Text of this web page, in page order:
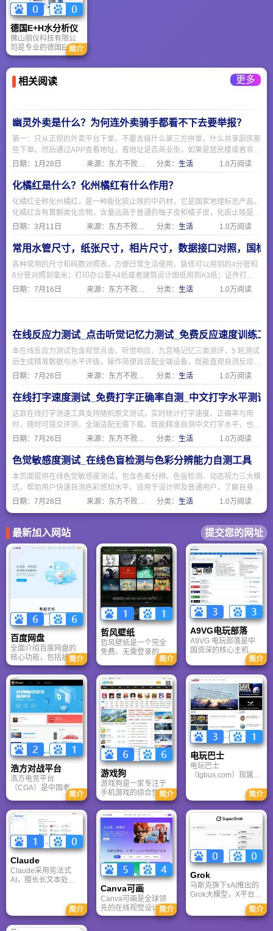
德国E+H水分析仪
佛山丽仪科技有限公
司是专业的德国E+H
自动化仪器仪表，现
货供应商。
简介
相关阅读 更多
幽灵外卖是什么？为何连外卖骑手都看不下去要举报？
第一：只从正规的外卖平台下单，不要去搞什么第三方拼单，什么共享厨房那
些下单。然后通过APP查看地址，看地址是否商业街，如果是居民楼或者非商
业区，那就要注意了。 第二：要求查看食品经营许可证，一般正规餐饮店都
会挂出来在网上，可以通过https://spjyxk.gsxt.gov.cn/ 这个地址把商家名称复
制粘贴进去查询是否有证。
日期： 1月28日 来源：东方不败网址大全 分类： 生活 1.0万阅读
化橘红是什么？化州橘红有什么作用？
化橘红全称化州橘红，是一种能化痰止咳的中药材，它是国家地理标志产品，
化橘红含有黄酮类化合物，含量远高于普通的柚子皮和橘子皮，化痰止咳是因
为有柚皮苷，化橘红制作主要分六步，采摘，清洗除肉和瓣，切造型，过热水
杀菌，烘干，陈化即可食用。
日期： 3月11日 来源：东方不败网址大全 分类： 生活 1.0万阅读
常用水管尺寸，纸张尺寸，相片尺寸，数据接口对照，国
各种常用的尺寸和码数对照表，方便日常生活使用，装修可以用到的4分管和
6分管对照到毫米；打印办公要A4纸或者建筑设计图纸用到A3纸；证件打印
相片要1寸证件照；电脑和手机现在常用的USB和Type-C接口；海淘外贸需要
注意衣服鞋子的欧码美码和国际码与国标。
日期： 7月16日 来源：东方不败网址大全 分类： 生活 1.0万阅读
在线反应力测试_点击听觉记忆力测试_免费反应速度训练工
本在线反应力测试包含视觉点击、听觉响应、九宫格记忆三类测评，5 轮测试
后生成精准数据与水平评级，操作简便且适配全端设备，既能直观自测反应速
度与短时记忆能力，也可作为日常脑力训练工具，无需下载随时可测。
日期： 7月26日 来源：东方不败网址大全 分类： 生活 1.0万阅读
在线打字速度测试_免费打字正确率自测_中文打字水平测评
这款在线打字测速工具支持随机原文测试，实时统计打字速度、正确率与用
时，随时可提交评测，全端适配无需下载。既能精准自测中文打字水平，也可
作为日常输入训练工具，简单易用适合各类人群。
日期： 7月26日 来源：东方不败网址大全 分类： 生活 1.0万阅读
色觉敏感度测试_在线色盲检测与色彩分辨能力自测工具
本页面提供在线色觉敏感度测试，包含色差分辨、色盲检测、动态视力三大模
式，帮助用户快速自测色彩感知水平。适用于设计师及普通用户，了解自身色
觉状态，包含石原氏色盲检测图，保护视觉健康，测试结果仅供参考。
日期： 7月28日 来源：东方不败网址大全 分类： 生活 1.0万阅读
最新加入网站 提交您的网址
百度网盘
全面介绍百度网盘的
核心功能，包括拯救
手机内存、在线看视
频、AI智能做笔记与
总结长文。详细解答
数据安全性及服务器
备份机制，带你了解
GenFlow AI智能体如
何帮你高效办公与学
习。
简介
哲风壁纸
哲风壁纸是一个完全
免费、无需登录的高
清壁纸下载网站。提
供海量4K、8K超清电
脑与手机壁纸，涵盖
动漫、风景、赛博朋
克等多元风格。支持
动态壁纸与头像制
作，国内访问极速，
是美化桌面的首选平
台。
简介
A9VG电玩部落
A9VG 电玩部落是中
国资深的核心主机游
戏玩家社区。网站以
论坛为核心，提供全
面的主机游戏资讯、
攻略和资料库，覆盖
PlayStation、Xbox、
Switch 等全平台。凭
借其深厚的历史积淀
和活跃的用户群体，
A9VG 成为硬核玩家
交流心得、分享攻略
的首选平台之一。
简介
浩方对战平台
浩方电竞平台
（CGA）是中国老牌
游戏联机平台，提供
CS、War3、星际争霸
等经典游戏的稳定联
机服务。重温DOTA1
的激情岁月，找回当
年的战友。同时提供
最新CGA电竞赛事资
讯及热门页游入口，
致敬中国电竞的黄金
时代。
简介
游戏狗
游戏狗是一家专注于
手机游戏的综合性门
户网站。它致力于为
手游玩家提供最新、
最全的游戏资讯、攻
略、评测及视频等内
容，是国内较早一批
专注于移动游戏领域
的垂直媒体。
简介
电玩巴士
电玩巴士
（tgbus.com）现属于
注于解决游戏用户需
求的综合性游戏门户
网站，电玩巴士是一
个全面的综合性游戏
门户，专注于为全球
玩家提供主机、PC及
移动端游戏的全方位
资讯。
简介
Claude
Claude采用宪法式
AI，擅长长文本处理
在复杂推理、代码与
快速迭代上占优。两
者定位不同，各有千
简介
Canva可画
Canva可画是全球领
先的在线视觉设计平
台，内置AI“魔力工作
简介
Grok
马斯克旗下xAI推出的
Grok大模型，X平台实
时数据整合与多智能
体协作的核心优势。
针对其中文能力、隐
简介